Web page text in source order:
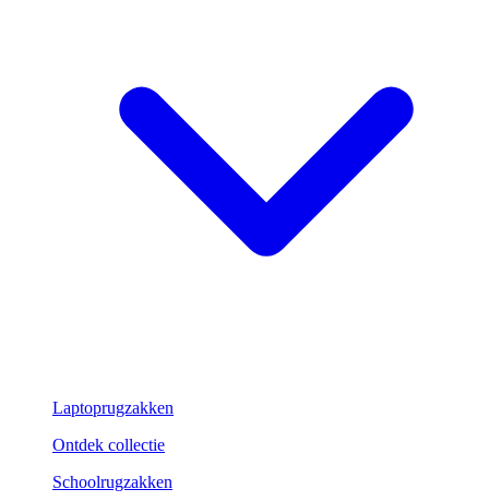
Laptoprugzakken
Ontdek collectie
Schoolrugzakken